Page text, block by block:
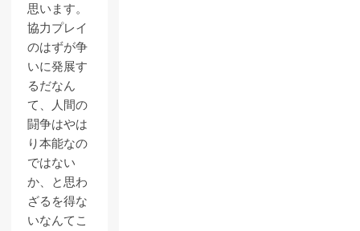
思います。
協力プレイ
のはずが争
いに発展す
るだなん
て、人間の
闘争はやは
り本能なの
ではない
か、と思わ
ざるを得な
いなんてこ